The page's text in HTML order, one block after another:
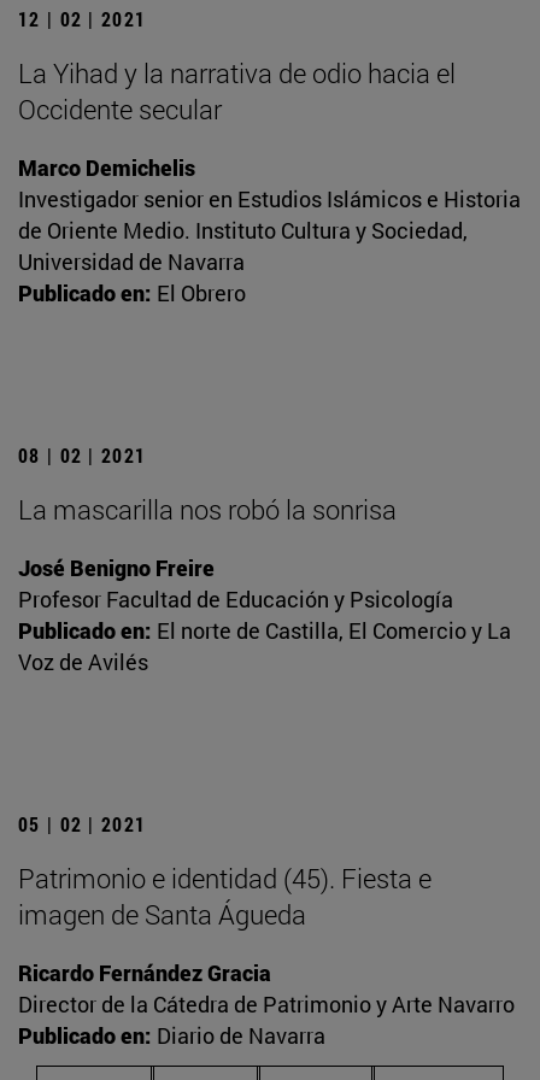
12 | 02 | 2021
La Yihad y la narrativa de odio hacia el
Occidente secular
Marco Demichelis
Investigador senior en Estudios Islámicos e Historia
de Oriente Medio. Instituto Cultura y Sociedad,
Universidad de Navarra
Publicado en: El Obrero
08 | 02 | 2021
La mascarilla nos robó la sonrisa
José Benigno Freire
Profesor Facultad de Educación y Psicología
Publicado en: El norte de Castilla, El Comercio y La
Voz de Avilés
05 | 02 | 2021
Patrimonio e identidad (45). Fiesta e
imagen de Santa Águeda
Ricardo Fernández Gracia
Director de la Cátedra de Patrimonio y Arte Navarro
Publicado en: Diario de Navarra